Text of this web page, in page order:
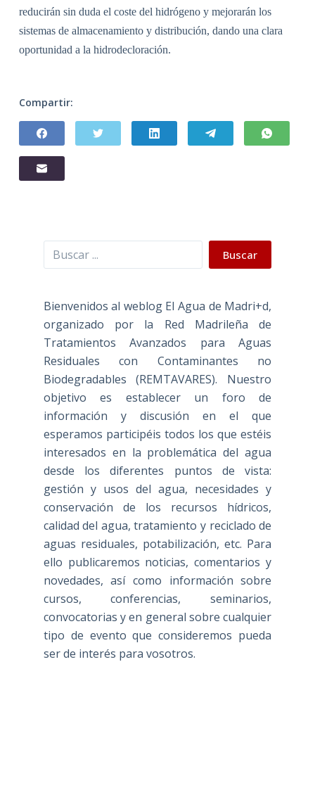
reducirán sin duda el coste del hidrógeno y mejorarán los
sistemas de almacenamiento y distribución, dando una clara
oportunidad a la hidrodecloración.
Compartir:
Buscar Buscar
Bienvenidos al weblog El Agua de Madri+d,
organizado por la Red Madrileña de
Tratamientos Avanzados para Aguas
Residuales con Contaminantes no
Biodegradables (REMTAVARES). Nuestro
objetivo es establecer un foro de
información y discusión en el que
esperamos participéis todos los que estéis
interesados en la problemática del agua
desde los diferentes puntos de vista:
gestión y usos del agua, necesidades y
conservación de los recursos hídricos,
calidad del agua, tratamiento y reciclado de
aguas residuales, potabilización, etc. Para
ello publicaremos noticias, comentarios y
novedades, así como información sobre
cursos, conferencias, seminarios,
convocatorias y en general sobre cualquier
tipo de evento que consideremos pueda
ser de interés para vosotros.